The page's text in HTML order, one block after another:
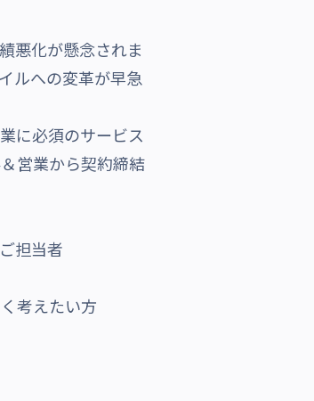
悪化が懸念されま
ルへの変革が早急
に必須のサービス
営業から契約締結
担当者
考えたい方